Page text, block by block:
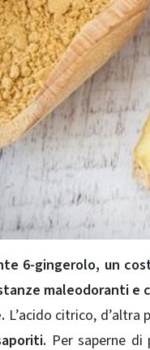
6-gingerolo, un
maleodoranti e
L’acido citrico,
Per saperne